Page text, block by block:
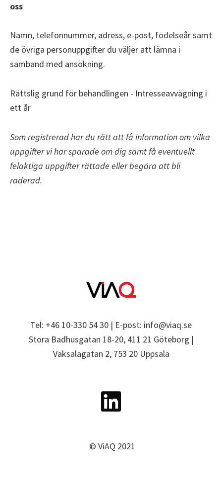
oss
Namn, telefonnummer, adress, e-post, födelseår samt
de övriga personuppgifter du väljer att lämna i
samband med ansökning.
Rättslig grund för behandlingen - Intresseavvägning i
ett år
Som registrerad har du rätt att få information om vilka
uppgifter vi har sparade om dig samt få eventuellt
felaktiga uppgifter rättade eller begära att bli
raderad.
Tel: +46 10-330 54 30 | E-post: info@viaq.se
Stora Badhusgatan 18-20, 411 21 Göteborg |
Vaksalagatan 2, 753 20 Uppsala
© ViAQ 2021